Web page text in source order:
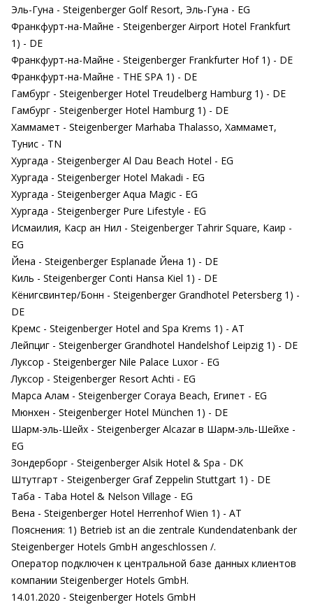
Эль-Гуна - Steigenberger Golf Resort, Эль-Гуна - EG
Франкфурт-на-Майне - Steigenberger Airport Hotel Frankfurt
1) - DE
Франкфурт-на-Майне - Steigenberger Frankfurter Hof 1) - DE
Франкфурт-на-Майне - THE SPA 1) - DE
Гамбург - Steigenberger Hotel Treudelberg Hamburg 1) - DE
Гамбург - Steigenberger Hotel Hamburg 1) - DE
Хаммамет - Steigenberger Marhaba Thalasso, Хаммамет,
Тунис - TN
Хургада - Steigenberger Al Dau Beach Hotel - EG
Хургада - Steigenberger Hotel Makadi - EG
Хургада - Steigenberger Aqua Magic - EG
Хургада - Steigenberger Pure Lifestyle - EG
Исмаилия, Каср ан Нил - Steigenberger Tahrir Square, Каир -
EG
Йена - Steigenberger Esplanade Йена 1) - DE
Киль - Steigenberger Conti Hansa Kiel 1) - DE
Кёнигсвинтер/Бонн - Steigenberger Grandhotel Petersberg 1) -
DE
Кремс - Steigenberger Hotel and Spa Krems 1) - AT
Лейпциг - Steigenberger Grandhotel Handelshof Leipzig 1) - DE
Луксор - Steigenberger Nile Palace Luxor - EG
Луксор - Steigenberger Resort Achti - EG
Марса Алам - Steigenberger Coraya Beach, Египет - EG
Мюнхен - Steigenberger Hotel München 1) - DE
Шарм-эль-Шейх - Steigenberger Alcazar в Шарм-эль-Шейхе -
EG
Зондерборг - Steigenberger Alsik Hotel & Spa - DK
Штутгарт - Steigenberger Graf Zeppelin Stuttgart 1) - DE
Таба - Taba Hotel & Nelson Village - EG
Вена - Steigenberger Hotel Herrenhof Wien 1) - AT
Пояснения: 1) Betrieb ist an die zentrale Kundendatenbank der
Steigenberger Hotels GmbH angeschlossen /.
Оператор подключен к центральной базе данных клиентов
компании Steigenberger Hotels GmbH.
14.01.2020 - Steigenberger Hotels GmbH